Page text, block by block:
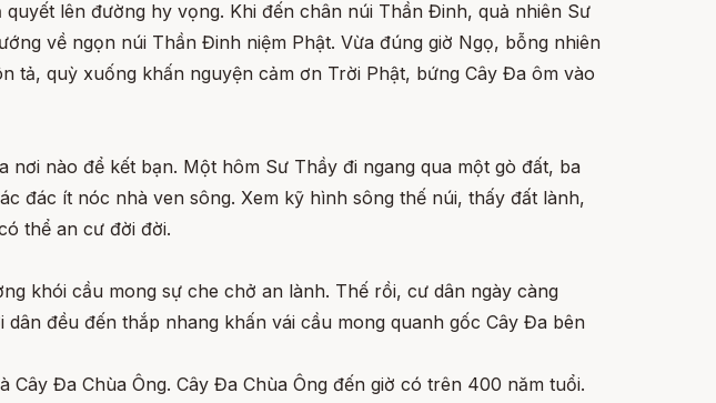
lên đường hy vọng. Khi đến chân núi Thần Đinh, quả nhiên Sư
về ngọn núi Thần Đinh niệm Phật. Vừa đúng giờ Ngọ, bỗng nhiên
tả, quỳ xuống khấn nguyện cảm ơn Trời Phật, bứng Cây Đa ôm vào
nào để kết bạn. Một hôm Sư Thầy đi ngang qua một gò đất, ba
đác ít nóc nhà ven sông. Xem kỹ hình sông thế núi, thấy đất lành,
thể an cư đời đời.
khói cầu mong sự che chở an lành. Thế rồi, cư dân ngày càng
đều đến thắp nhang khấn vái cầu mong quanh gốc Cây Đa bên
Đa Chùa Ông. Cây Đa Chùa Ông đến giờ có trên 400 năm tuổi.